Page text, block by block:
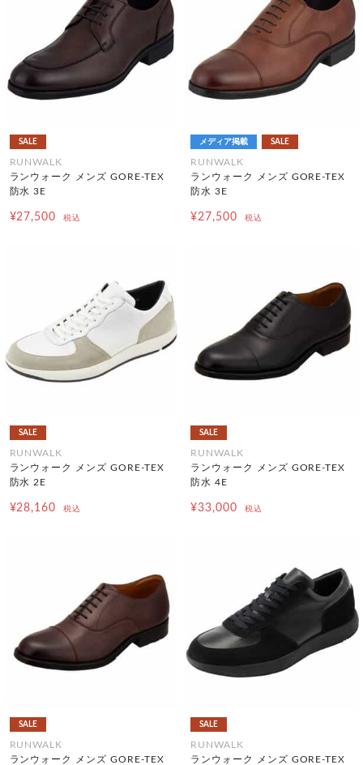
SALE
RUNWALK
ランウォーク メンズ GORE-TEX
防水 3E
¥27,500 税込
メディア掲載 SALE
RUNWALK
ランウォーク メンズ GORE-TEX
防水 3E
¥27,500 税込
SALE
RUNWALK
ランウォーク メンズ GORE-TEX
防水 2E
¥28,160 税込
SALE
RUNWALK
ランウォーク メンズ GORE-TEX
防水 4E
¥33,000 税込
SALE
RUNWALK
ランウォーク メンズ GORE-TEX
SALE
RUNWALK
ランウォーク メンズ GORE-TEX